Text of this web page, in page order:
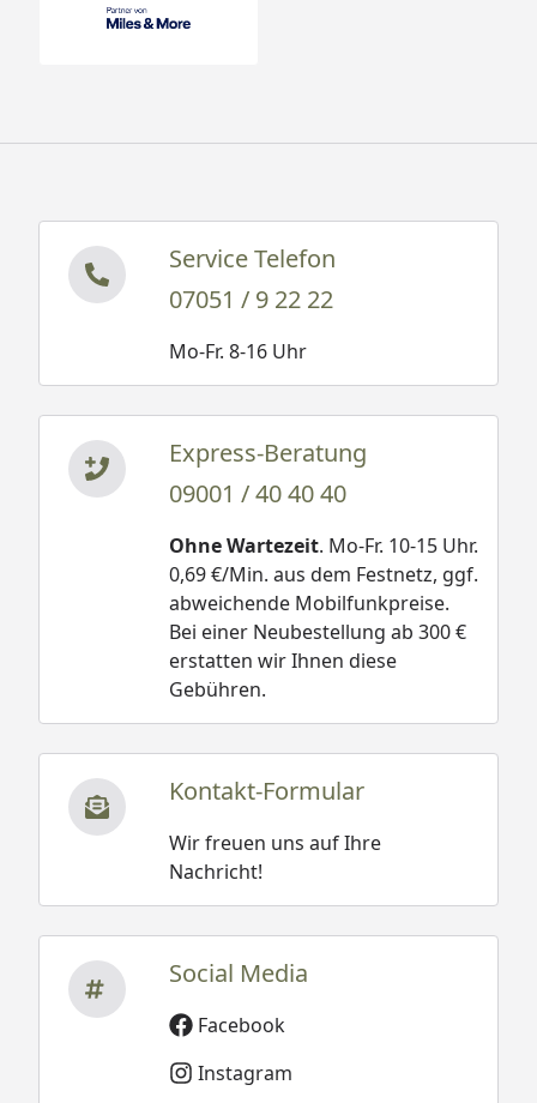
Service Telefon
07051 / 9 22 22
Mo-Fr. 8-16 Uhr
Express-Beratung
09001 / 40 40 40
Ohne Wartezeit. Mo-Fr. 10-15 Uhr.
0,69 €/Min. aus dem Festnetz, ggf.
abweichende Mobilfunkpreise.
Bei einer Neubestellung ab 300 €
erstatten wir Ihnen diese
Gebühren.
Kontakt-Formular
Wir freuen uns auf Ihre
Nachricht!
Social Media
Facebook
Instagram